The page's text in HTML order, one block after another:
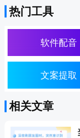
热门工具
软件配音
文案提取
相关文章